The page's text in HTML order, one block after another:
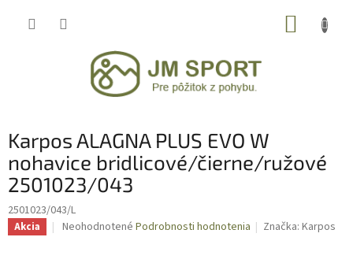
Karpos ALAGNA PLUS EVO W
nohavice bridlicové/čierne/ružové
2501023/043
2501023/043/L
Akcia
Priemerné
Neohodnotené Podrobnosti hodnotenia Značka:Karpos